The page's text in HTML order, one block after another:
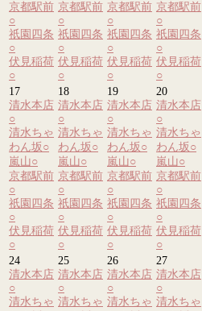
京都駅前
○
祇園四条
○
伏見稲荷
○
京都駅前
○
祇園四条
○
伏見稲荷
○
京都駅前
○
祇園四条
○
伏見稲荷
○
京都駅前
○
祇園四条
○
伏見稲荷
○
17
清水本店
○
清水ちゃ
わん坂○
嵐山○
京都駅前
○
祇園四条
○
伏見稲荷
○
18
清水本店
○
清水ちゃ
わん坂○
嵐山○
京都駅前
○
祇園四条
○
伏見稲荷
○
19
清水本店
○
清水ちゃ
わん坂○
嵐山○
京都駅前
○
祇園四条
○
伏見稲荷
○
20
清水本店
○
清水ちゃ
わん坂○
嵐山○
京都駅前
○
祇園四条
○
伏見稲荷
○
24
清水本店
○
清水ちゃ
25
清水本店
○
清水ちゃ
26
清水本店
○
清水ちゃ
27
清水本店
○
清水ちゃ